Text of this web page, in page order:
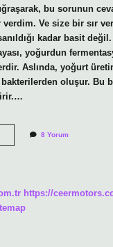
bu sorunun
verdim. Ve size bir sır
kadar basit
yoğurdun
Aslında, yoğurt
oluşur. Bu
8 Yorum
https://